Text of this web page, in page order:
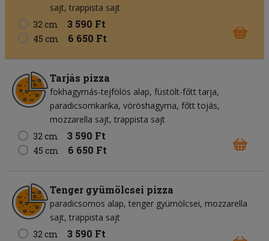
sajt trappista sajt
32 cm
3 590 Ft
45 cm 6 650 Ft
Tarjás pizza
fokhagymás-tejfölös alap füstölt-főtt tarja
paradicsomkarika vöröshagyma főtt tojás
mozzarella sajt trappista sajt
32 cm
3 590 Ft
45 cm 6 650 Ft
Tenger gyümölcsei pizza
paradicsomos alap tenger gyümölcsei mozzarella
sajt trappista sajt
32 cm
3 590 Ft